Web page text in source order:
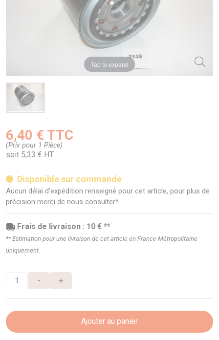
Tap to expand
6,40 € TTC
(Prix pour 1 Pièce)
soit 5,33 € HT
Disponible sur commande
Aucun délai d'expédition renseigné pour cet article, pour plus de
précision merci de nous consulter*
Frais de livraison : 10 € **
** Estimation pour une livraison de cet article en France Métropolitaine
uniquement.
- +
Ajouter au panier